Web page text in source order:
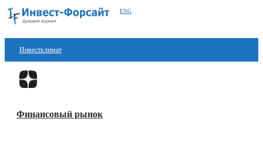
ENG
Инвестклимат
Финансы
Блокчейн
Финансовый рынок